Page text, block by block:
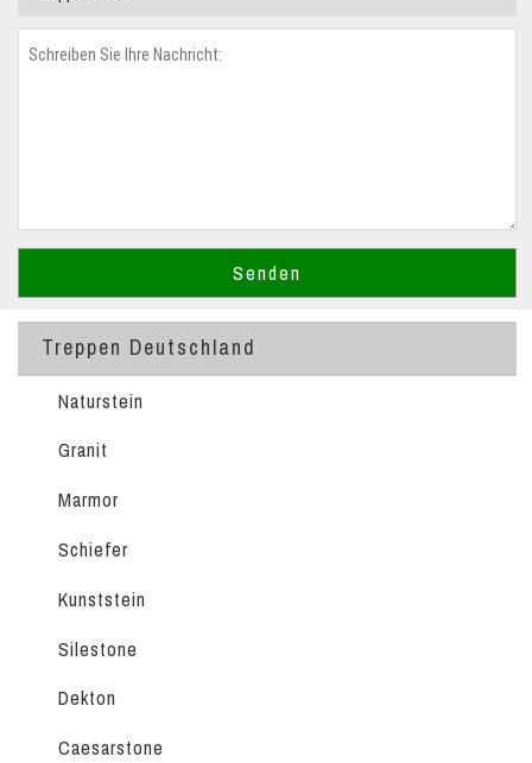
Treppen Deutschland
Naturstein
Granit
Marmor
Schiefer
Kunststein
Silestone
Dekton
Caesarstone